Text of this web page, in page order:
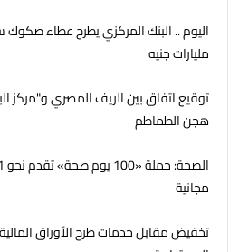
مليارات جنيه
توقيع اتفاق بين الريف المصري و"مركز
هجن الطماطم
مجانية
تخفيض مقابل خدمات طرح الأوراق المالية